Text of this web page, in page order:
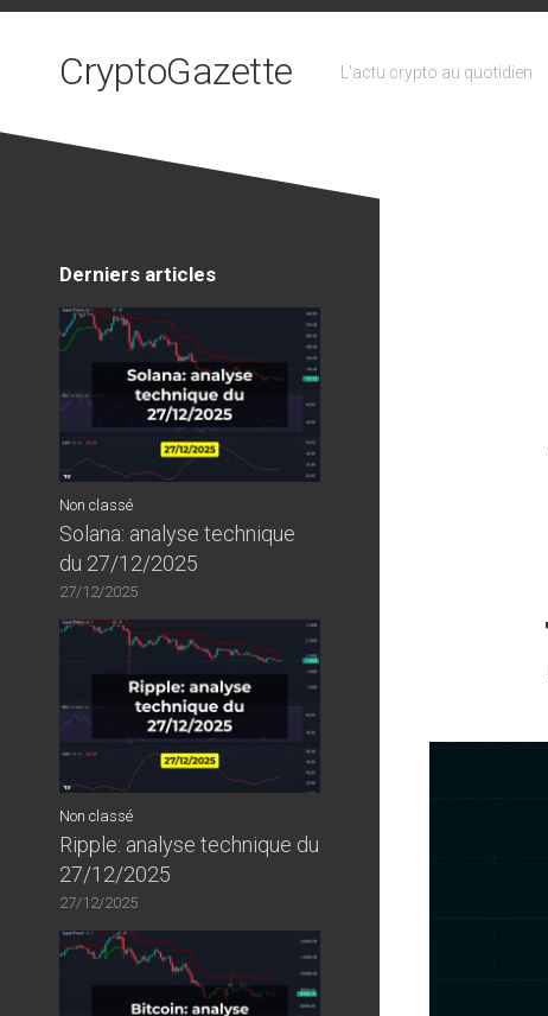
Skip
CryptoGazette L'actu crypto au quotidien
Derniers articles
Non classé
Solana: analyse technique
du 27/12/2025
27/12/2025
Non classé
Ripple: analyse technique du
27/12/2025
27/12/2025